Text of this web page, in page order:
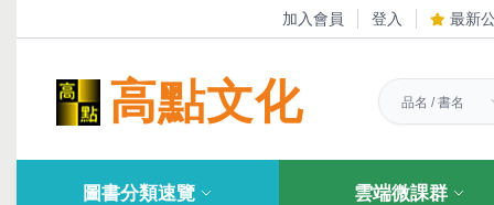
加入會員 登入 最新
高點文化
圖書分類速覽 雲端微課群